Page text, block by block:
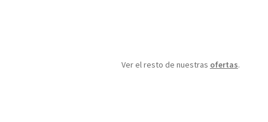
Ver el resto de nuestras ofertas.